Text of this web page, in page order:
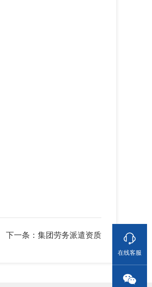
下一条：集团劳务派遣资质
在线客服